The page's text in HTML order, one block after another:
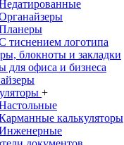
тиснением логотипа
блокноты и закладки
для офиса и бизнеса
+
калькуляторы